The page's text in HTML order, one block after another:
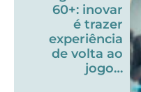
60+: inovar
é trazer
experiência
de volta ao
jogo…